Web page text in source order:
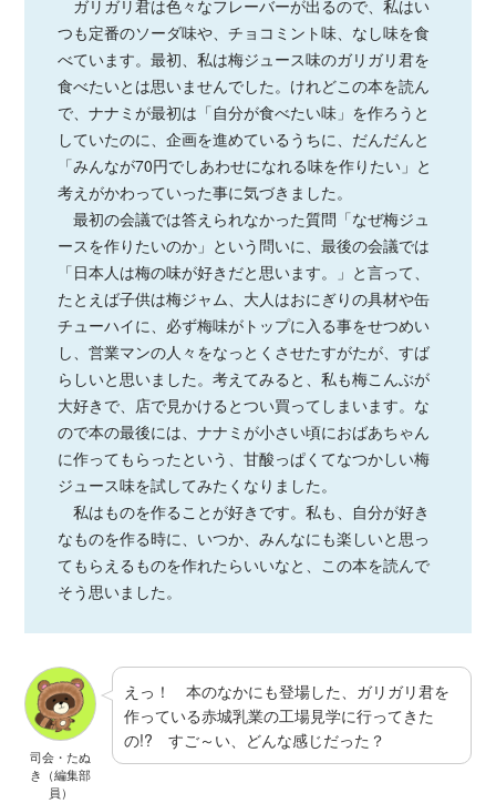
ガリガリ君は色々なフレーバーが出るので、私はい
つも定番のソーダ味や、チョコミント味、なし味を食
べています。最初、私は梅ジュース味のガリガリ君を
食べたいとは思いませんでした。けれどこの本を読ん
で、ナナミが最初は「自分が食べたい味」を作ろうと
していたのに、企画を進めているうちに、だんだんと
「みんなが70円でしあわせになれる味を作りたい」と
考えがかわっていった事に気づきました。
最初の会議では答えられなかった質問「なぜ梅ジュ
ースを作りたいのか」という問いに、最後の会議では
「日本人は梅の味が好きだと思います。」と言って、
たとえば子供は梅ジャム、大人はおにぎりの具材や缶
チューハイに、必ず梅味がトップに入る事をせつめい
し、営業マンの人々をなっとくさせたすがたが、すば
らしいと思いました。考えてみると、私も梅こんぶが
大好きで、店で見かけるとつい買ってしまいます。な
ので本の最後には、ナナミが小さい頃におばあちゃん
に作ってもらったという、甘酸っぱくてなつかしい梅
ジュース味を試してみたくなりました。
私はものを作ることが好きです。私も、自分が好き
なものを作る時に、いつか、みんなにも楽しいと思っ
てもらえるものを作れたらいいなと、この本を読んで
そう思いました。
司会・たぬ
き（編集部
員）
えっ！ 本のなかにも登場した、ガリガリ君を
作っている赤城乳業の工場見学に行ってきた
の!? すご～い、どんな感じだった？